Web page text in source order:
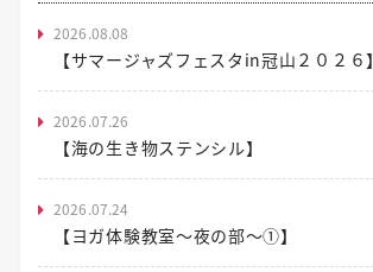
2026.08.08
【サマージャズフェスタin冠山２０２６】
2026.07.26
【海の生き物ステンシル】
2026.07.24
【ヨガ体験教室～夜の部～①】